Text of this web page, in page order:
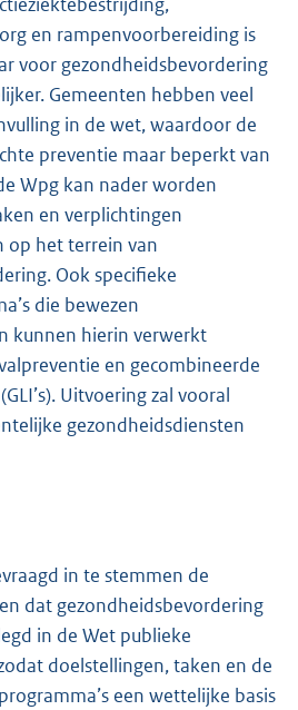
en rampenvoorbereiding is
voor gezondheidsbevordering
Gemeenten hebben veel
in de wet, waardoor de
preventie maar beperkt van
Wpg kan nader worden
en verplichtingen
op het terrein van
Ook specifieke
die bewezen
kunnen hierin verwerkt
en gecombineerde
Uitvoering zal vooral
gezondheidsdiensten
in te stemmen de
dat gezondheidsbevordering
in de Wet publieke
doelstellingen, taken en de
een wettelijke basis